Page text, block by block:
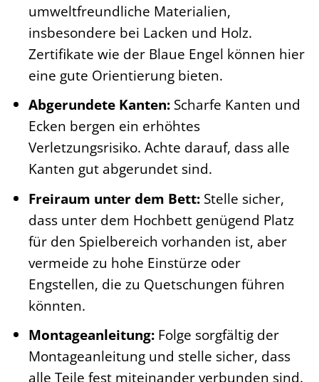
umweltfreundliche Materialien,
insbesondere bei Lacken und Holz.
Zertifikate wie der Blaue Engel können hier
eine gute Orientierung bieten.
Abgerundete Kanten: Scharfe Kanten und
Ecken bergen ein erhöhtes
Verletzungsrisiko. Achte darauf, dass alle
Kanten gut abgerundet sind.
Freiraum unter dem Bett: Stelle sicher,
dass unter dem Hochbett genügend Platz
für den Spielbereich vorhanden ist, aber
vermeide zu hohe Einstürze oder
Engstellen, die zu Quetschungen führen
könnten.
Montageanleitung: Folge sorgfältig der
Montageanleitung und stelle sicher, dass
alle Teile fest miteinander verbunden sind.